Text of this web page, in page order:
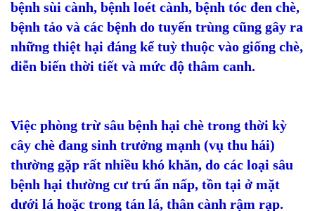
bệnh sùi cành, bệnh loét cành, bệnh tóc đen chè,
bệnh tảo và các bệnh do tuyến trùng cũng gây ra
những thiệt hại đáng kể tuỳ thuộc vào giống chè,
diễn biến thời tiết và mức độ thâm canh.
Việc phòng trừ sâu bệnh hại chè trong thời kỳ
cây chè đang sinh trưởng mạnh (vụ thu hái)
thường gặp rất nhiều khó khăn, do các loại sâu
bệnh hại thường cư trú ẩn nấp, tồn tại ở mặt
dưới lá hoặc trong tán lá, thân cành rậm rạp.